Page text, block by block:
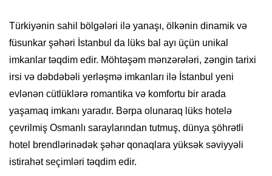
Türkiyənin sahil bölgələri ilə yanaşı, ölkənin dinamik və
füsunkar şəhəri İstanbul da lüks bal ayı üçün unikal
imkanlar təqdim edir. Möhtəşəm mənzərələri, zəngin tarixi
irsi və dəbdəbəli yerləşmə imkanları ilə İstanbul yeni
evlənən cütlüklərə romantika və komfortu bir arada
yaşamaq imkanı yaradır. Bərpa olunaraq lüks hotelə
çevrilmiş Osmanlı saraylarından tutmuş, dünya şöhrətli
hotel brendlərinədək şəhər qonaqlara yüksək səviyyəli
istirahət seçimləri təqdim edir.